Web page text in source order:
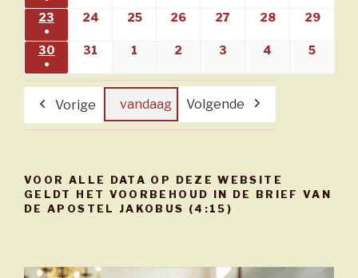
(1
evenement)
23 23/08/2026
●
(1
evenement)
24 24/08/2026
2525/08/2026
26 26/08/2026
27 27/08/2026
2828/08/2026
2929/
30 30/08/2026
●
(1
evenement)
31 31/08/2026
1 01/09/2026
2 02/09/2026
3 03/09/2026
4 04/09/2026
5
Vorige vandaag Volgende
VOOR ALLE DATA OP DEZE WEBSITE
GELDT HET VOORBEHOUD IN DE BRIEF VAN
DE APOSTEL JAKOBUS (4:15)